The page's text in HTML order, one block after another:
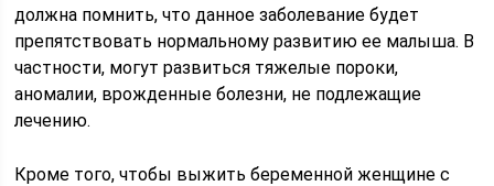
должна помнить, что данное заболевание будет
препятствовать нормальному развитию ее малыша. В
частности, могут развиться тяжелые пороки,
аномалии, врожденные болезни, не подлежащие
лечению.
Кроме того, чтобы выжить беременной женщине с